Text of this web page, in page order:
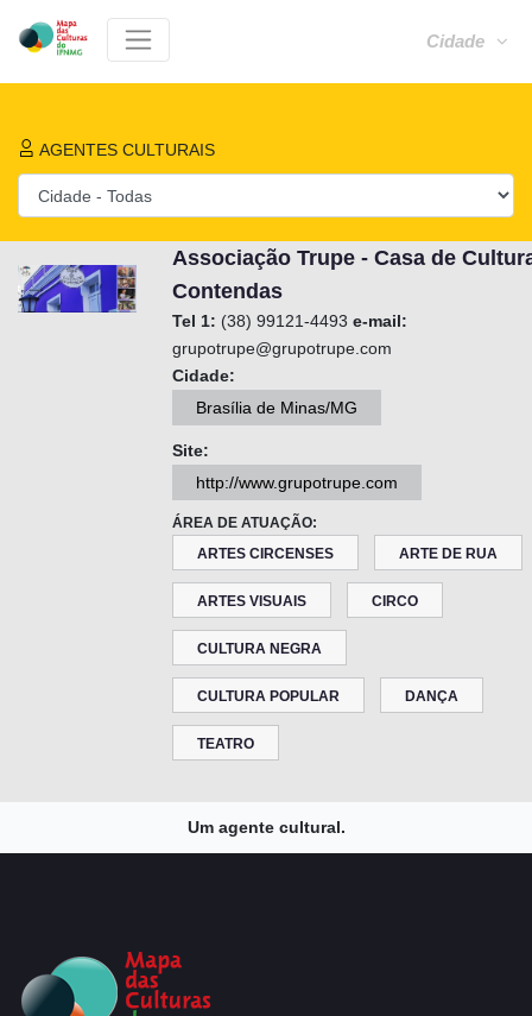
Cidade
AGENTES CULTURAIS
Associação Trupe - Casa de
Contendas
Tel 1: (38) 99121-4493 e-mail:
grupotrupe@grupotrupe.com
Cidade:
Brasília de Minas/MG
Site:
http://www.grupotrupe.com
ÁREA DE ATUAÇÃO:
ARTES CIRCENSES
ARTE DE RUA
ARTES VISUAIS CIRCO
CULTURA NEGRA
CULTURA POPULAR DANÇA
TEATRO
Um agente cultural.